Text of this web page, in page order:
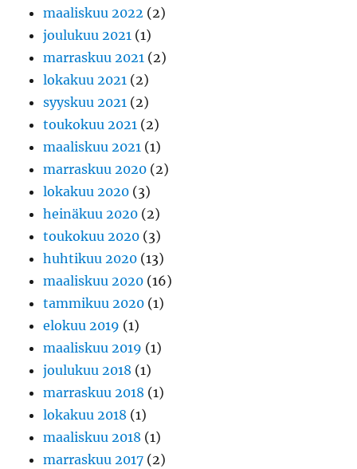
maaliskuu 2022 (2)
joulukuu 2021 (1)
marraskuu 2021 (2)
lokakuu 2021 (2)
syyskuu 2021 (2)
toukokuu 2021 (2)
maaliskuu 2021 (1)
marraskuu 2020 (2)
lokakuu 2020 (3)
heinäkuu 2020 (2)
toukokuu 2020 (3)
huhtikuu 2020 (13)
maaliskuu 2020 (16)
tammikuu 2020 (1)
elokuu 2019 (1)
maaliskuu 2019 (1)
joulukuu 2018 (1)
marraskuu 2018 (1)
lokakuu 2018 (1)
maaliskuu 2018 (1)
marraskuu 2017 (2)